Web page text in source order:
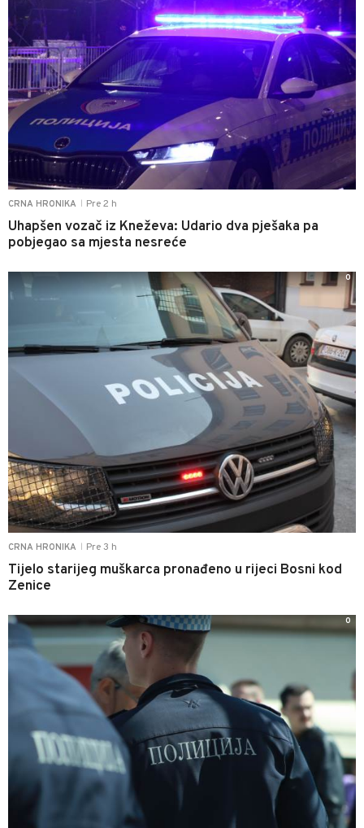
CRNA HRONIKA Pre 2 h
Uhapšen vozač iz Kneževa: Udario dva pješaka pa
pobjegao sa mjesta nesreće
CRNA HRONIKA Pre 3 h
Tijelo starijeg muškarca pronađeno u rijeci Bosni kod
Zenice
0
0